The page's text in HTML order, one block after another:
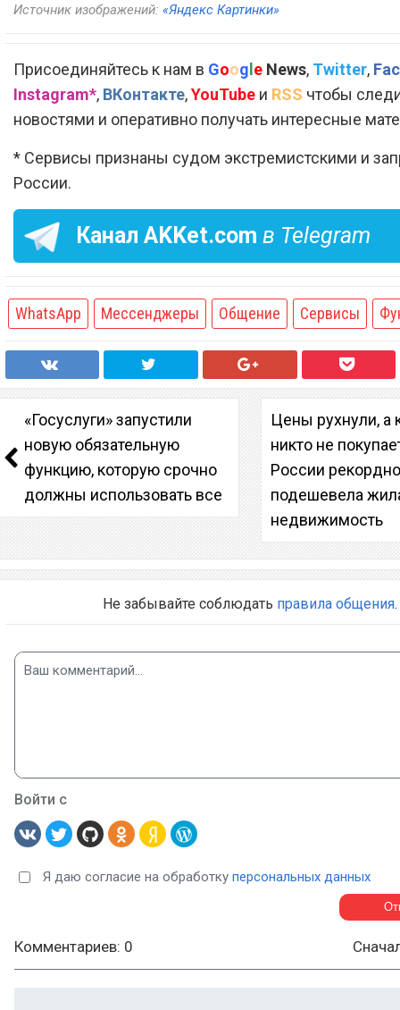
Источник изображений: «Яндекс Картинки»
Присоединяйтесь к нам в Google News, Twitter,
Instagram*, ВКонтакте,YouTube и RSS чтобы
новостями и оперативно получать интересные
* Сервисы признаны судом экстремистскими и
России.
Канал AKKet.com в Telegram
WhatsApp Мессенджеры Общение Сервисы
«Госуслуги» запустили
новую обязательную
функцию, которую срочно
должны использовать все
Цены рухнули, а
никто не
России
подешевела
недвижимость
Не забывайте соблюдать правила общения.
Войти с
Я даю согласие на обработку персональных данных
Комментариев: 0